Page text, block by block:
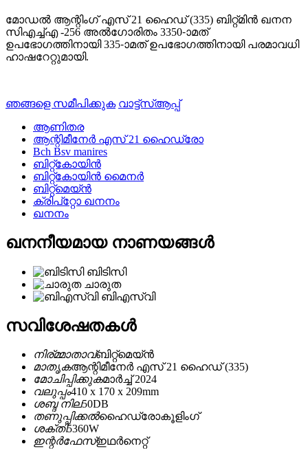
മോഡൽ ആന്റിംഗ് എസ് 21 ഹൈഡ് (335) ബിറ്റ്മിൻ ഖനന
സിഎച്ച്എ -256 അൽഗോരിതം 3350-ാമത്
ഉപഭോഗത്തിനായി 335-ാമത് ഉപഭോഗത്തിനായി പരമാവധി
ഹാഷറേറ്റുമായി.
ഞങ്ങളെ സമീപിക്കുക വാട്ട്സ്ആപ്പ്
ആണിതര
ആന്റിമീനേർ എസ് 21 ഹൈഡ്രോ
Bch Bsv manires
ബിറ്റ്കോയിൻ
ബിറ്റ്കോയിൻ മൈനർ
ബിറ്റ്മെയ്ൻ
ക്രിപ്റ്റോ ഖനനം
ഖനനം
ഖനനീയമായ നാണയങ്ങൾ
ബിടിസി
ചാരുത
ബിഎസ്വി
സവിശേഷതകൾ
നിര്മ്മാതാവ്ബിറ്റ്മെയ്ൻ
മാതൃകആന്റിമീനേർ എസ് 21 ഹൈഡ് (335)
മോചിപ്പിക്കുകമാർച്ച് 2024
വലുപ്പം410 x 170 x 209mm
ശബ്ദ നില50DB
തണുപ്പിക്കൽഹൈഡ്രോകൂളിംഗ്
ശക്തി5360W
ഇന്റർഫേസ്ഇഥർനെറ്റ്